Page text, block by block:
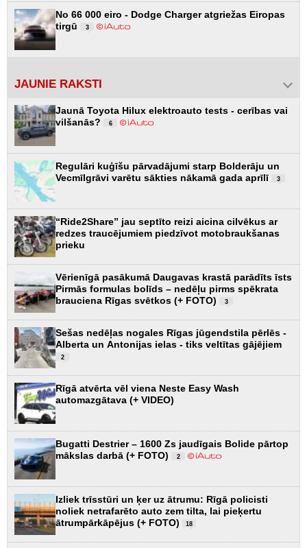
No 66 000 eiro - Dodge Charger atgriežas Eiropas
tirgū
3
JAUNIE RAKSTI
Jaunā Toyota Hilux elektroauto tests - cerības vai
vilšanās?
6
Regulāri kuģīšu pārvadājumi starp Bolderāju un
Vecmīlgrāvi varētu sākties nākamā gada aprīlī
3
“Ride2Share” jau septīto reizi aicina cilvēkus ar
redzes traucējumiem piedzīvot motobraukšanas
prieku
Vērienīgā pasākumā Daugavas krastā parādīts īsts
Pirmās formulas bolīds – nedēļu pirms spēkrata
brauciena Rīgas svētkos (+ FOTO)
3
Sešas nedēļas nogales Rīgas jūgendstila pērlēs -
Alberta un Antonijas ielas - tiks veltītas gājējiem
2
Rīgā atvērta vēl viena Neste Easy Wash
automazgātava (+ VIDEO)
Bugatti Destrier – 1600 Zs jaudīgais Bolide pārtop
mākslas darbā (+ FOTO)
2
Izliek trīsstūri un ķer uz ātrumu: Rīgā policisti
noliek netrafarēto auto zem tilta, lai pieķertu
ātrumpārkāpējus (+ FOTO)
18